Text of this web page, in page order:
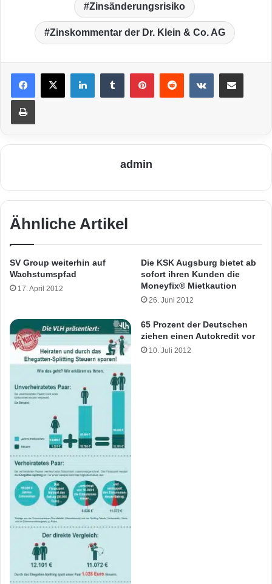
Zinsänderungsrisiko
Zinskommentar der Dr. Klein & Co. AG
LinkedIn VKontakte
Drucken
admin
Ähnliche Artikel
SV Group weiterhin auf
Wachstumspfad
17. April 2012
Die KSK Augsburg bietet ab
sofort ihren Kunden die
Moneyfix® Mietkaution
26. Juni 2012
65 Prozent der Deutschen
ziehen einen Autokredit vor
10. Juli 2012